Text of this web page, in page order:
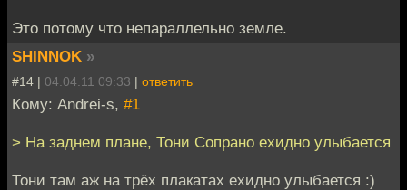
Это потому что непараллельно земле.
SHINNOK »
#14 | 04.04.11 09:33 | ответить
Кому: Andrei-s, #1
> На заднем плане, Тони Сопрано ехидно улыбается
Тони там аж на трёх плакатах ехидно улыбается :)